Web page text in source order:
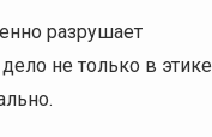
разрушает
не только в